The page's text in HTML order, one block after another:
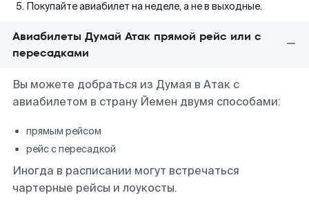
Покупайте авиабилет на неделе, а не в выходные.
Авиабилеты Думай Атак прямой рейс или с
пересадками
Вы можете добраться из Думая в Атак с
авиабилетом в страну Йемен двумя способами:
прямым рейсом
рейс с пересадкой
Иногда в расписании могут встречаться
чартерные рейсы и лоукосты.